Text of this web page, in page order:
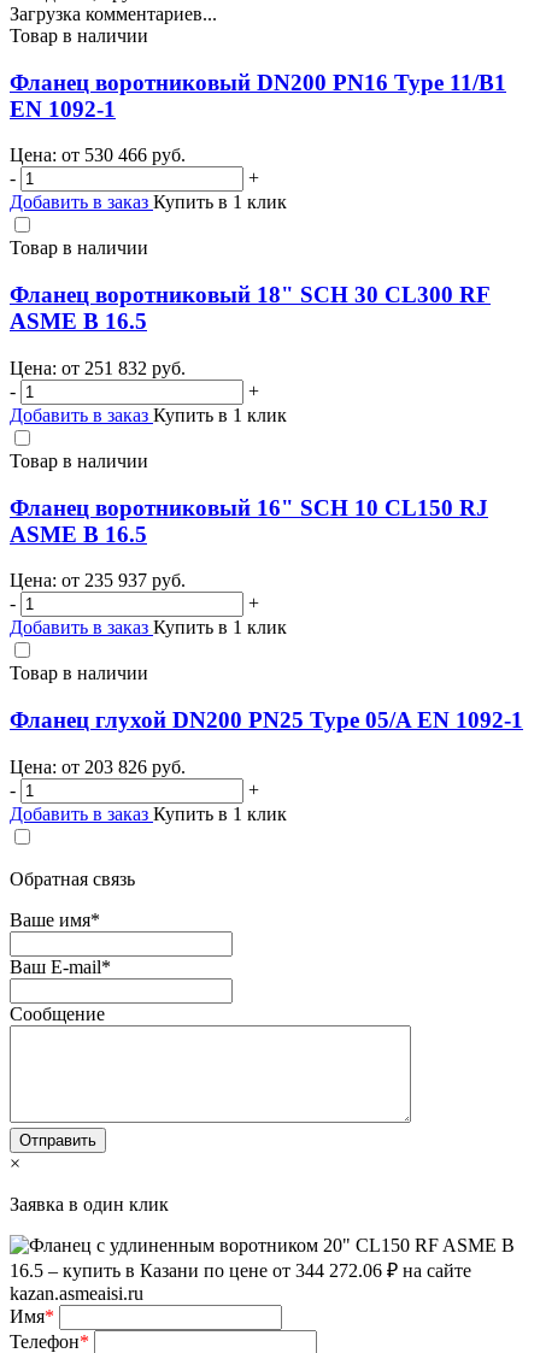
Загрузка комментариев...
Товар в наличии
Фланец воротниковый DN200 PN16 Type 11/B1
EN 1092-1
Цена: от 530 466 руб.
-
+
Добавить в заказ Купить в 1 клик
Товар в наличии
Фланец воротниковый 18" SCH 30 CL300 RF
ASME B 16.5
Цена: от 251 832 руб.
-
+
Добавить в заказ Купить в 1 клик
Товар в наличии
Фланец воротниковый 16" SCH 10 CL150 RJ
ASME B 16.5
Цена: от 235 937 руб.
-
+
Добавить в заказ Купить в 1 клик
Товар в наличии
Фланец глухой DN200 PN25 Type 05/A EN 1092-1
Цена: от 203 826 руб.
-
+
Добавить в заказ Купить в 1 клик
Обратная связь
Ваше имя*
Ваш E-mail*
Сообщение
×
Заявка в один клик
Имя*
Телефон*